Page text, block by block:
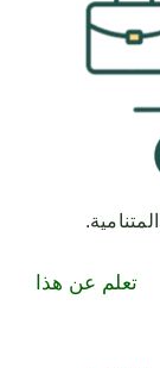
تعلم عن هذا